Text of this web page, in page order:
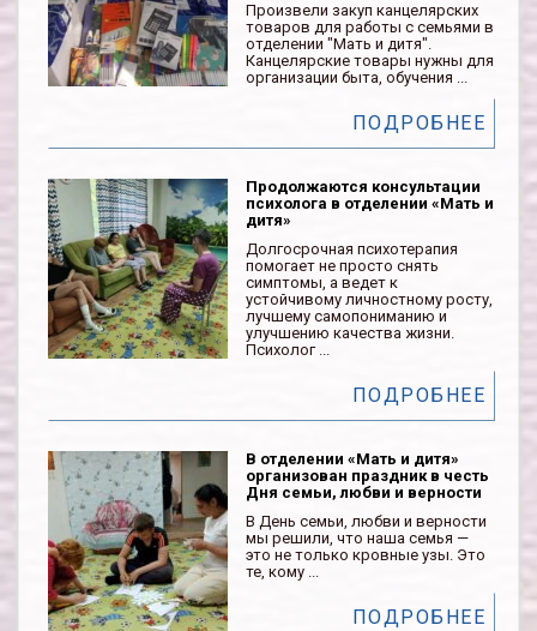
Произвели закуп канцелярских
товаров для работы с семьями в
отделении "Мать и дитя".
Канцелярские товары нужны для
организации быта, обучения ...
ПОДРОБНЕЕ
Продолжаются консультации
психолога в отделении «Мать и
дитя»
Долгосрочная психотерапия
помогает не просто снять
симптомы, а ведет к
устойчивому личностному росту,
лучшему самопониманию и
улучшению качества жизни.
Психолог ...
ПОДРОБНЕЕ
В отделении «Мать и дитя»
организован праздник в честь
Дня семьи, любви и верности
В День семьи, любви и верности
мы решили, что наша семья —
это не только кровные узы. Это
те, кому ...
ПОДРОБНЕЕ